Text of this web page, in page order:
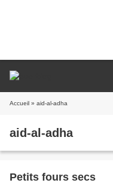
Accueil » aid-al-adha
aid-al-adha
Petits fours secs